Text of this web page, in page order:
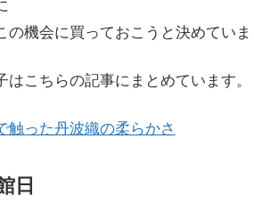
機会に買っておこうと決めていま
こちらの記事にまとめています。
触った丹波織の柔らかさ
日